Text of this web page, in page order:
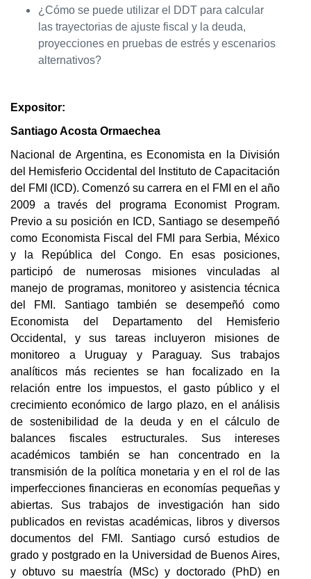
¿Cómo se puede utilizar el DDT para calcular
las trayectorias de ajuste fiscal y la deuda,
proyecciones en pruebas de estrés y escenarios
alternativos?
Expositor:
Santiago Acosta Ormaechea
Nacional de Argentina, es Economista en la División
del Hemisferio Occidental del Instituto de Capacitación
del FMI (ICD). Comenzó su carrera en el FMI en el año
2009 a través del programa Economist Program.
Previo a su posición en ICD, Santiago se desempeñó
como Economista Fiscal del FMI para Serbia, México
y la República del Congo. En esas posiciones,
participó de numerosas misiones vinculadas al
manejo de programas, monitoreo y asistencia técnica
del FMI. Santiago también se desempeñó como
Economista del Departamento del Hemisferio
Occidental, y sus tareas incluyeron misiones de
monitoreo a Uruguay y Paraguay. Sus trabajos
analíticos más recientes se han focalizado en la
relación entre los impuestos, el gasto público y el
crecimiento económico de largo plazo, en el análisis
de sostenibilidad de la deuda y en el cálculo de
balances fiscales estructurales. Sus intereses
académicos también se han concentrado en la
transmisión de la política monetaria y en el rol de las
imperfecciones financieras en economías pequeñas y
abiertas. Sus trabajos de investigación han sido
publicados en revistas académicas, libros y diversos
documentos del FMI. Santiago cursó estudios de
grado y postgrado en la Universidad de Buenos Aires,
y obtuvo su maestría (MSc) y doctorado (PhD) en